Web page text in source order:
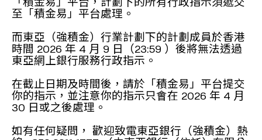
「積金易」平台，計劃下的所有行政指示須遞交
至「積金易」平台處理。
而東亞（強積金）行業計劃下的計劃成員於香港
時間 2026 年 4 月 9 日（23:59 ）後將無法透過
東亞網上銀行服務行政指示。
在截止日期及時間後，請於「積金易」平台提交
你的指示，並注意你的指示只會在 2026 年 4 月
30 日或之後處理。
如有任何疑問， 歡迎致電東亞銀行（強積金）熱